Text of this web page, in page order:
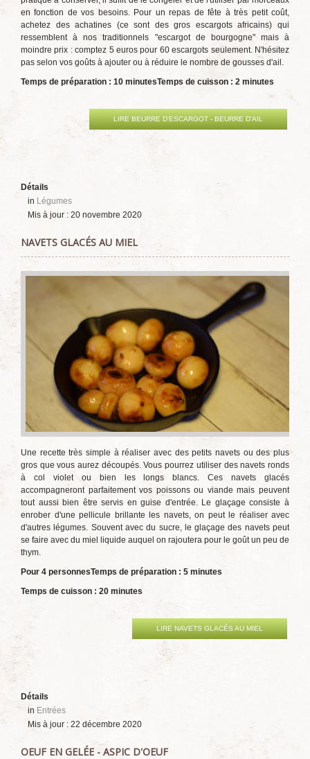
en fonction de vos besoins. Pour un repas de fête à très petit coût,
achetez des achatines (ce sont des gros escargots africains) qui
ressemblent à nos traditionnels "escargot de bourgogne" mais à
moindre prix : comptez 5 euros pour 60 escargots seulement. N'hésitez
pas selon vos goûts à ajouter ou à réduire le nombre de gousses d'ail.
Temps de préparation : 10 minutesTemps de cuisson : 2 minutes
LIRE BEURRE D'ESCARGOT - BEURRE D'AIL
Détails
in Légumes
Mis à jour : 20 novembre 2020
NAVETS GLACÉS AU MIEL
Une recette très simple à réaliser avec des petits navets ou des plus
gros que vous aurez découpés. Vous pourrez utiliser des navets ronds
à col violet ou bien les longs blancs. Ces navets glacés
accompagneront parfaitement vos poissons ou viande mais peuvent
tout aussi bien être servis en guise d'entrée. Le glaçage consiste à
enrober d'une pellicule brillante les navets, on peut le réaliser avec
d'autres légumes. Souvent avec du sucre, le glaçage des navets peut
se faire avec du miel liquide auquel on rajoutera pour le goût un peu de
thym.
Pour 4 personnesTemps de préparation : 5 minutes
Temps de cuisson : 20 minutes
LIRE NAVETS GLACÉS AU MIEL
Détails
in Entrées
Mis à jour : 22 décembre 2020
OEUF EN GELÉE - ASPIC D'OEUF